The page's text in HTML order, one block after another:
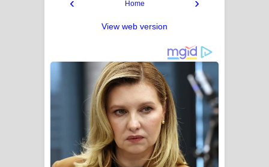
Home
View web version